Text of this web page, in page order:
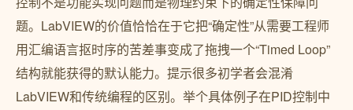
题。LabVIEW的价值恰恰在于它把“确定性”从需要工程师
用汇编语言抠时序的苦差事变成了拖拽一个“Timed Loop”
结构就能获得的默认能力。提示很多初学者会混淆
LabVIEW和传统编程的区别。举个具体例子在PID控制中